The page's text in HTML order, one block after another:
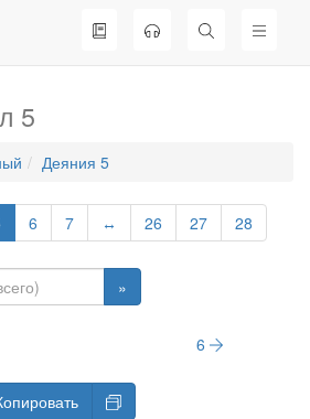
5
Деяния 5
6 7 ↔ 26 27 28
»
6